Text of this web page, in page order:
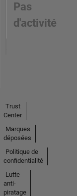
Pas
d'activité
Trust
Center
Marques
déposées
Politique de
confidentialité
Lutte
anti-
piratage